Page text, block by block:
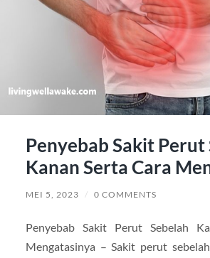
Penyebab Sakit Perut
Kanan Serta Cara
MEI 5, 2023 / 0 COMMENTS
Penyebab Sakit Perut Sebelah
Mengatasinya – Sakit perut